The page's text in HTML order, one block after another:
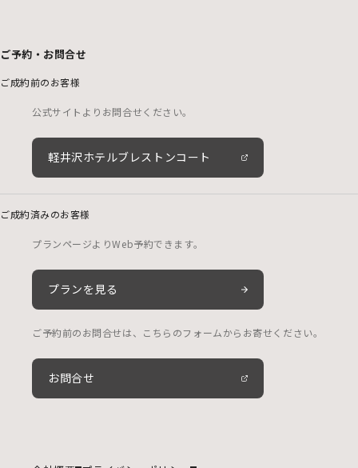
ご予約・お問合せ
ご成約前のお客様
公式サイトよりお問合せください。
軽井沢ホテルブレストンコート
ご成約済みのお客様
プランページよりWeb予約できます。
プランを見る
ご予約前のお問合せは、こちらのフォームからお寄せください。
お問合せ